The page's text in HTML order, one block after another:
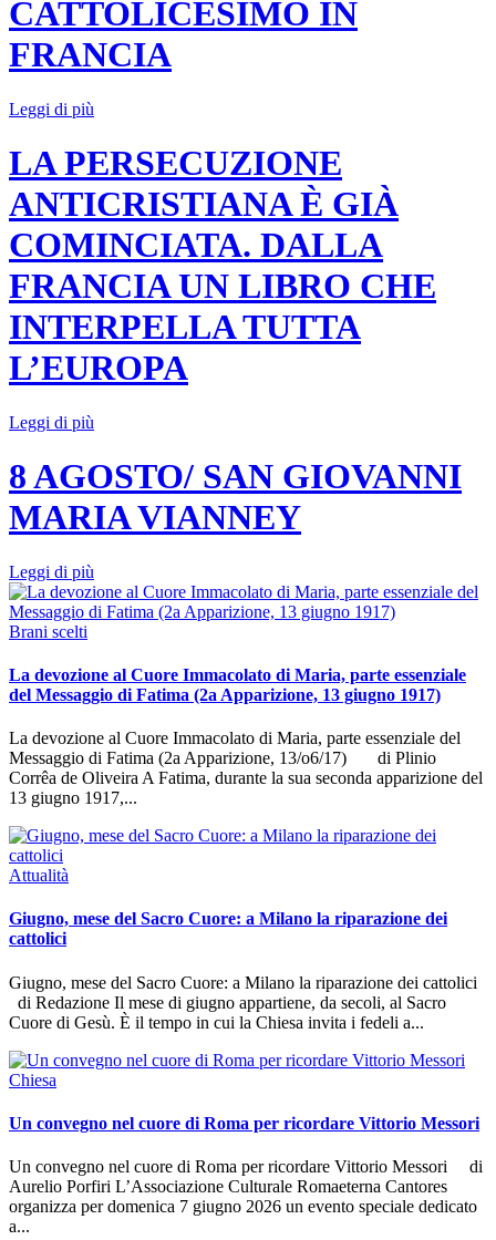
CATTOLICESIMO IN
FRANCIA
Leggi di più
LA PERSECUZIONE
ANTICRISTIANA È GIÀ
COMINCIATA. DALLA
FRANCIA UN LIBRO CHE
INTERPELLA TUTTA
L’EUROPA
Leggi di più
8 AGOSTO/ SAN GIOVANNI
MARIA VIANNEY
Leggi di più
Brani scelti
La devozione al Cuore Immacolato di Maria, parte essenziale
del Messaggio di Fatima (2a Apparizione, 13 giugno 1917)
La devozione al Cuore Immacolato di Maria, parte essenziale del
Messaggio di Fatima (2a Apparizione, 13/o6/17) di Plinio
Corrêa de Oliveira A Fatima, durante la sua seconda apparizione del
13 giugno 1917,...
Attualità
Giugno, mese del Sacro Cuore: a Milano la riparazione dei
cattolici
Giugno, mese del Sacro Cuore: a Milano la riparazione dei cattolici
di Redazione Il mese di giugno appartiene, da secoli, al Sacro
Cuore di Gesù. È il tempo in cui la Chiesa invita i fedeli a...
Chiesa
Un convegno nel cuore di Roma per ricordare Vittorio Messori
Un convegno nel cuore di Roma per ricordare Vittorio Messori di
Aurelio Porfiri L’Associazione Culturale Romaeterna Cantores
organizza per domenica 7 giugno 2026 un evento speciale dedicato
a...